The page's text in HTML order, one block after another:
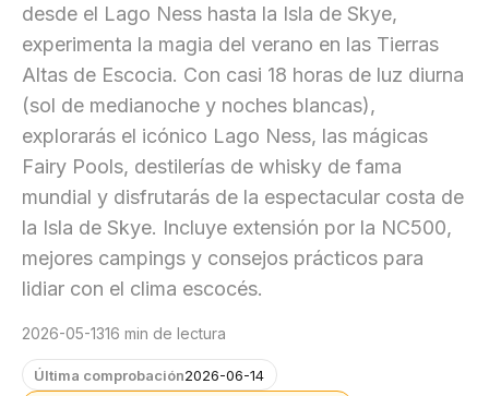
desde el Lago Ness hasta la Isla de Skye,
experimenta la magia del verano en las Tierras
Altas de Escocia. Con casi 18 horas de luz diurna
(sol de medianoche y noches blancas),
explorarás el icónico Lago Ness, las mágicas
Fairy Pools, destilerías de whisky de fama
mundial y disfrutarás de la espectacular costa de
la Isla de Skye. Incluye extensión por la NC500,
mejores campings y consejos prácticos para
lidiar con el clima escocés.
2026-05-1316 min de lectura
Última comprobación2026-06-14